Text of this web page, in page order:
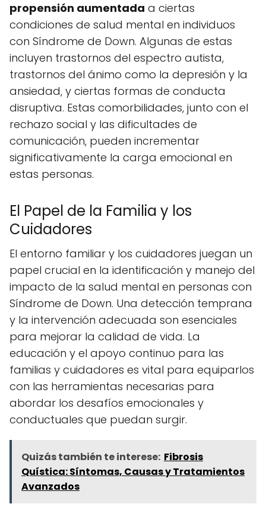
propensión aumentada a ciertas
condiciones de salud mental en individuos
con Síndrome de Down. Algunas de estas
incluyen trastornos del espectro autista,
trastornos del ánimo como la depresión y la
ansiedad, y ciertas formas de conducta
disruptiva. Estas comorbilidades, junto con el
rechazo social y las dificultades de
comunicación, pueden incrementar
significativamente la carga emocional en
estas personas.
El Papel de la Familia y los
Cuidadores
El entorno familiar y los cuidadores juegan un
papel crucial en la identificación y manejo del
impacto de la salud mental en personas con
Síndrome de Down. Una detección temprana
y la intervención adecuada son esenciales
para mejorar la calidad de vida. La
educación y el apoyo continuo para las
familias y cuidadores es vital para equiparlos
con las herramientas necesarias para
abordar los desafíos emocionales y
conductuales que puedan surgir.
Quizás también te interese: Fibrosis
Quística: Síntomas, Causas y Tratamientos
Avanzados